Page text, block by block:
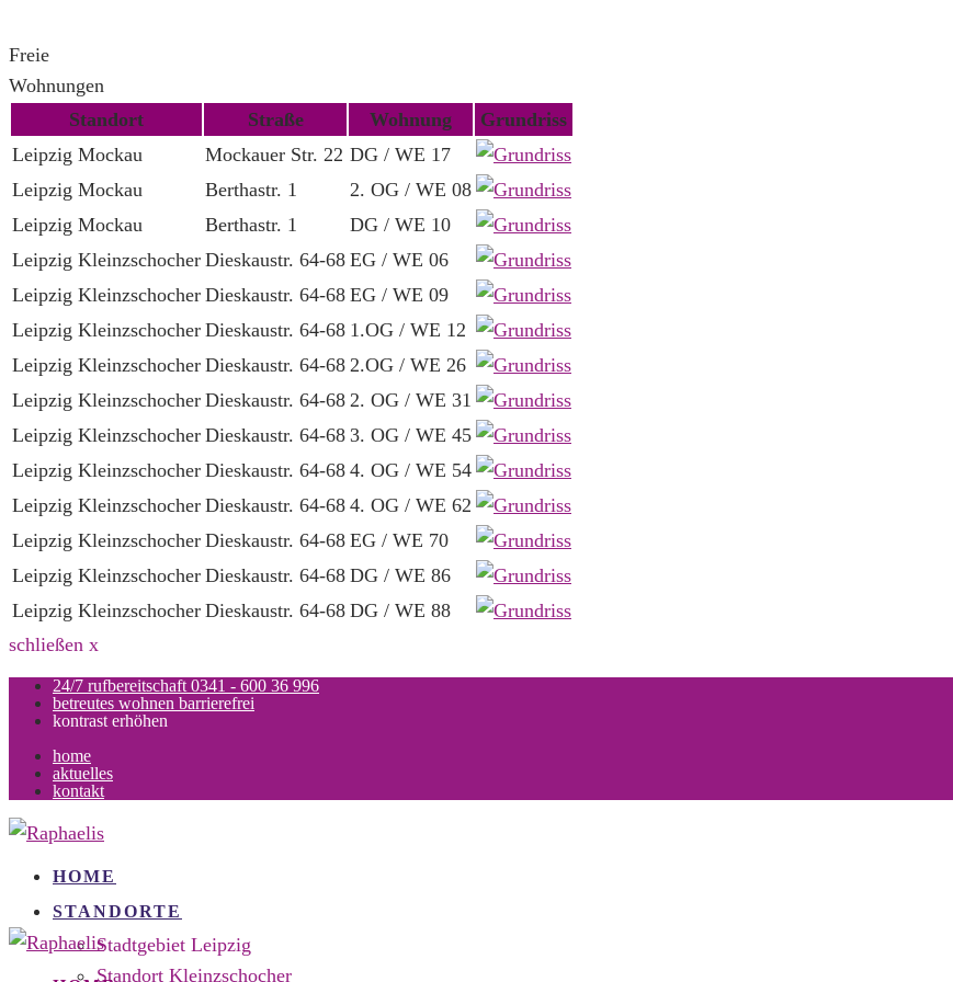
Freie
Wohnungen
Standort
Straße Wohnung
Grundriss
Leipzig Mockau
Mockauer Str. 22 DG / WE 17
Leipzig Mockau
Berthastr. 1
2. OG / WE 08
Leipzig Mockau
Berthastr. 1
DG / WE 10
Leipzig Kleinzschocher Dieskaustr. 64-68 EG / WE 06
Leipzig Kleinzschocher Dieskaustr. 64-68 EG / WE 09
Leipzig Kleinzschocher Dieskaustr. 64-68 1.OG / WE 12
Leipzig Kleinzschocher Dieskaustr. 64-68 2.OG / WE 26
Leipzig Kleinzschocher Dieskaustr. 64-68 2. OG / WE 31
Leipzig Kleinzschocher Dieskaustr. 64-68 3. OG / WE 45
Leipzig Kleinzschocher Dieskaustr. 64-68 4. OG / WE 54
Leipzig Kleinzschocher Dieskaustr. 64-68 4. OG / WE 62
Leipzig Kleinzschocher Dieskaustr. 64-68 EG / WE 70
Leipzig Kleinzschocher Dieskaustr. 64-68 DG / WE 86
Leipzig Kleinzschocher Dieskaustr. 64-68 DG / WE 88
schließen x
24/7 rufbereitschaft 0341 - 600 36 996
betreutes wohnen barrierefrei
kontrast erhöhen
home
aktuelles
kontakt
HOME
STANDORTE
Stadtgebiet Leipzig
Standort Kleinzschocher